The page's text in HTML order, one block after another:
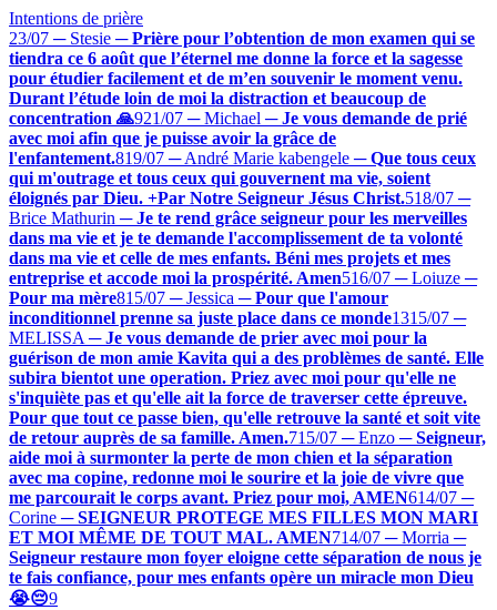
Intentions de prière
23/07 ─ Stesie ─ Prière pour l’obtention de mon examen qui se
tiendra ce 6 août que l’éternel me donne la force et la sagesse
pour étudier facilement et de m’en souvenir le moment venu.
Durant l’étude loin de moi la distraction et beaucoup de
concentration 🙏921/07 ─ Michael ─ Je vous demande de prié
avec moi afin que je puisse avoir la grâce de
l'enfantement.819/07 ─ André Marie kabengele ─ Que tous ceux
qui m'outrage et tous ceux qui gouvernent ma vie, soient
éloignés par Dieu. +Par Notre Seigneur Jésus Christ.518/07 ─
Brice Mathurin ─ Je te rend grâce seigneur pour les merveilles
dans ma vie et je te demande l'accomplissement de ta volonté
dans ma vie et celle de mes enfants. Béni mes projets et mes
entreprise et accode moi la prospérité. Amen516/07 ─ Loiuze ─
Pour ma mère815/07 ─ Jessica ─ Pour que l'amour
inconditionnel prenne sa juste place dans ce monde1315/07 ─
MELISSA ─ Je vous demande de prier avec moi pour la
guérison de mon amie Kavita qui a des problèmes de santé. Elle
subira bientot une operation. Priez avec moi pour qu'elle ne
s'inquiète pas et qu'elle ait la force de traverser cette épreuve.
Pour que tout ce passe bien, qu'elle retrouve la santé et soit vite
de retour auprès de sa famille. Amen.715/07 ─ Enzo ─ Seigneur,
aide moi à surmonter la perte de mon chien et la séparation
avec ma copine, redonne moi le sourire et la joie de vivre que
me parcourait le corps avant. Priez pour moi, AMEN614/07 ─
Corine ─ SEIGNEUR PROTEGE MES FILLES MON MARI
ET MOI MÊME DE TOUT MAL. AMEN714/07 ─ Morria ─
Seigneur restaure mon foyer eloigne cette séparation de nous je
te fais confiance, pour mes enfants opère un miracle mon Dieu
😭😔9